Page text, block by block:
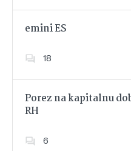
emini ES
18
Porez na kapitalnu
RH
6